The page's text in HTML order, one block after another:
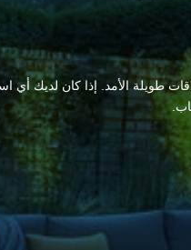
طويلة الأمد. إذا كان لديك أي